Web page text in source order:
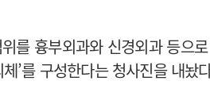
를 흉부외과와 신경외과 등으
’를 구성한다는 청사진을 내놨